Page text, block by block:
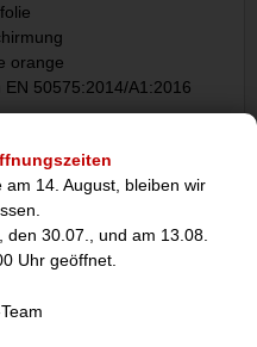
14. August, bleiben wir
30.07., und am 13.08.
Uhr geöffnet.
orange
50575:2014/A1:2016
SIE